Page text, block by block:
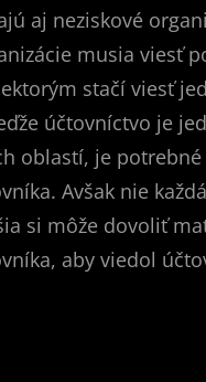
aj neziskové
musia viesť
stačí viesť
účtovníctvo je
oblastí, je
Avšak nie
si môže dovoliť
aby viedol